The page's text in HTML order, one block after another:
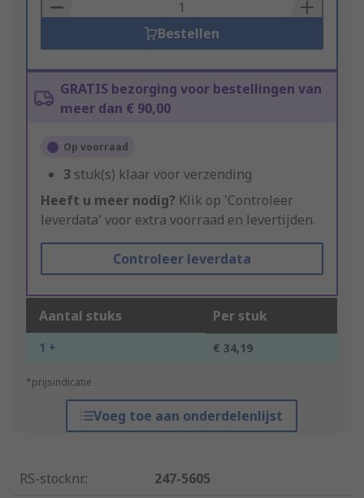
Bestellen
GRATIS bezorging voor bestellingen van
meer dan € 90,00
Op voorraad
3 stuk(s) klaar voor verzending
Heeft u meer nodig? Klik op 'Controleer
leverdata' voor extra voorraad en levertijden.
Controleer leverdata
Aantal stuks Per stuk
1 + € 34,19
*prijsindicatie
Voeg toe aan onderdelenlijst
RS-stocknr.:
247-5605